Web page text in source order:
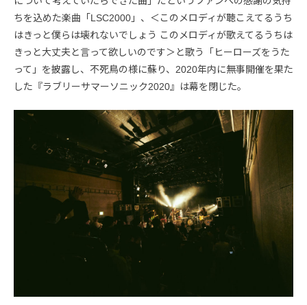
ちを込めた楽曲「LSC2000」、＜このメロディが聴こえてるうち
はきっと僕らは壊れないでしょう このメロディが歌えてるうちは
きっと大丈夫と言って欲しいのです＞と歌う「ヒーローズをうた
って」を披露し、不死鳥の様に蘇り、2020年内に無事開催を果た
した『ラブリーサマーソニック2020』は幕を閉じた。